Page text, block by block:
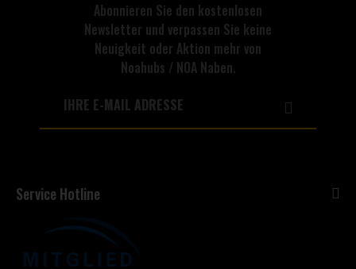
Abonnieren Sie den kostenlosen
Newsletter und verpassen Sie keine
Neuigkeit oder Aktion mehr von
Noahubs / NOA Naben.
Service Hotline